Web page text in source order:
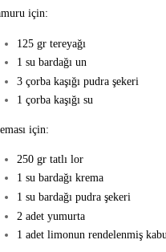
için:
125 gr tereyağı
1 su bardağı un
3 çorba kaşığı pudra şekeri
1 çorba kaşığı su
için:
250 gr tatlı lor
1 su bardağı krema
1 su bardağı pudra şekeri
2 adet yumurta
1 adet limonun rendelenmiş